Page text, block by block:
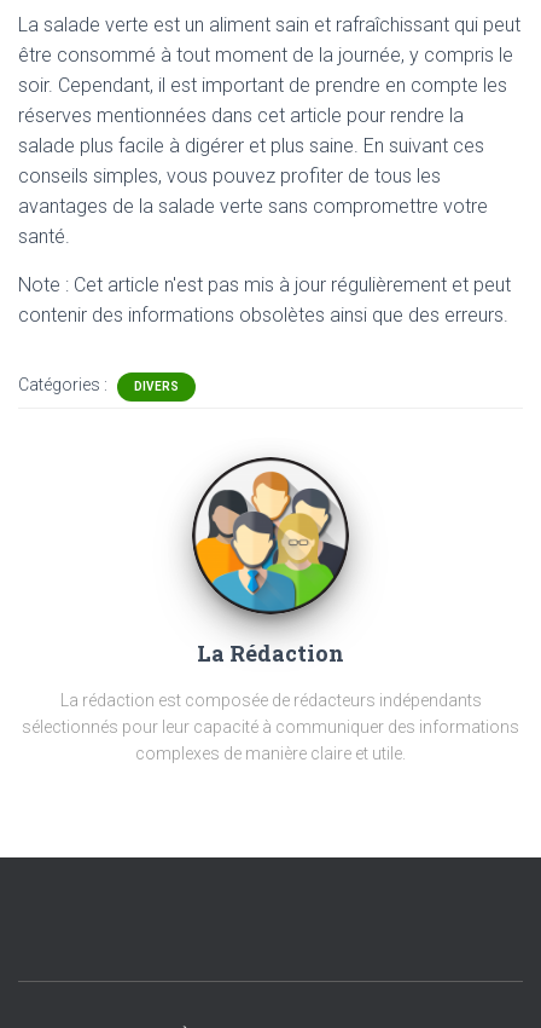
La salade verte est un aliment sain et rafraîchissant qui peut
être consommé à tout moment de la journée, y compris le
soir. Cependant, il est important de prendre en compte les
réserves mentionnées dans cet article pour rendre la
salade plus facile à digérer et plus saine. En suivant ces
conseils simples, vous pouvez profiter de tous les
avantages de la salade verte sans compromettre votre
santé.
Note : Cet article n'est pas mis à jour régulièrement et peut
contenir des informations obsolètes ainsi que des erreurs.
Catégories : DIVERS
La Rédaction
La rédaction est composée de rédacteurs indépendants
sélectionnés pour leur capacité à communiquer des informations
complexes de manière claire et utile.